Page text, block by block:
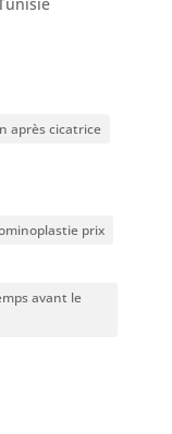
après cicatrice
prix
avant le